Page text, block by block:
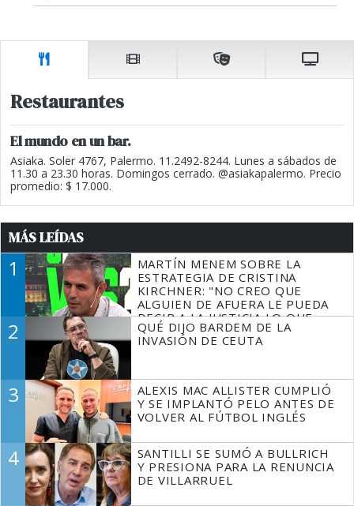
Restaurantes
El mundo en un bar.
Asiaka. Soler 4767, Palermo. 11.2492-8244. Lunes a sábados de
11.30 a 23.30 horas. Domingos cerrado. @asiakapalermo. Precio
promedio: $ 17.000.
MÁS LEÍDAS
1
MARTÍN MENEM SOBRE LA
ESTRATEGIA DE CRISTINA
KIRCHNER: "NO CREO QUE
ALGUIEN DE AFUERA LE PUEDA
DECIR A LA JUSTICIA LO QUE
TIENE QUE HACER"
2
QUÉ DIJO BARDEM DE LA
INVASIÓN DE CEUTA
3
ALEXIS MAC ALLISTER CUMPLIÓ
Y SE IMPLANTÓ PELO ANTES DE
VOLVER AL FÚTBOL INGLÉS
4
SANTILLI SE SUMÓ A BULLRICH
Y PRESIONA PARA LA RENUNCIA
DE VILLARRUEL